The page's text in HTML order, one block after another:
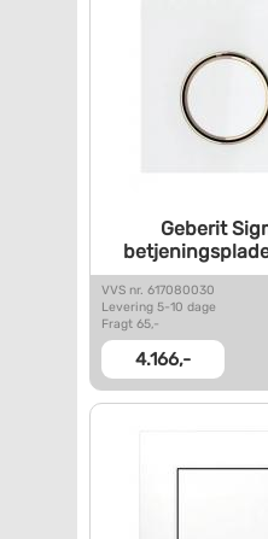
Geberit
VVS nr. 617080030
Levering 5-10 dage
Fragt 65,-
4.166,-